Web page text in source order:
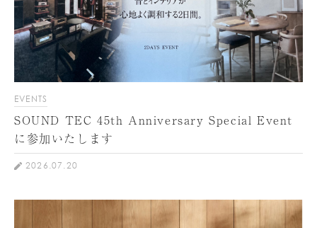
EVENTS
SOUND TEC 45th Anniversary Special Event
に参加いたします
2026.07.20